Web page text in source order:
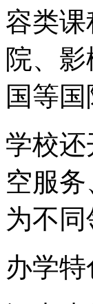
容类
院、
国等
学校
空服
为不
办学特